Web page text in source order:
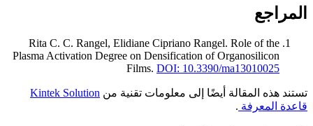
المراجع
Rita C. C. Rangel, Elidiane Cipriano Rangel. Role of the
Plasma Activation Degree on Densification of Organosilicon
Films. DOI: 10.3390/ma13010025
تستند هذه المقالة أيضًا إلى معلومات تقنية من Kintek Solution
قاعدة المعرفة .